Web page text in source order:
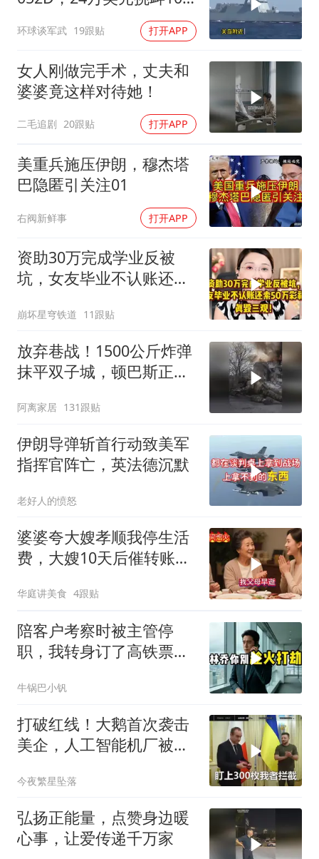
亿美元大驱，这是要搞新
战法？
环球谈军武 19跟贴 打开APP
女人刚做完手术，丈夫和
婆婆竟这样对待她！
二毛追剧 20跟贴 打开APP
美重兵施压伊朗，穆杰塔
巴隐匿引关注01
右阀新鲜事 打开APP
资助30万完成学业反被
坑，女友毕业不认账还索
崩坏星穹铁道 11跟贴
放弃巷战！1500公斤炸弹
抹平双子城，顿巴斯正变
阿离家居 131跟贴
伊朗导弹斩首行动致美军
指挥官阵亡，英法德沉默
老好人的愤怒
婆婆夸大嫂孝顺我停生活
费，大嫂10天后催转账，
华庭讲美食 4跟贴
陪客户考察时被主管停
职，我转身订了高铁票。
亿合同没你根本签不了
牛锅巴小钒
打破红线！大鹅首次袭击
美企，人工智能机厂被摧
今夜繁星坠落
弘扬正能量，点赞身边暖
心事，让爱传递千万家